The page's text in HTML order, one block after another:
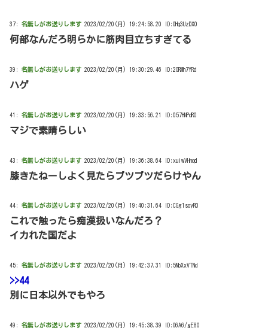
37: 名無しがお送りします 2023/02/20(月) 19:24:58.20 ID:OHq3UzDX0
何部なんだろ明らかに筋肉目立ちすぎてる
39: 名無しがお送りします 2023/02/20(月) 19:30:29.46 ID:2ORMh7YRd
ハゲ
41: 名無しがお送りします 2023/02/20(月) 19:33:56.21 ID:057HNPdR0
マジで素晴らしい
43: 名無しがお送りします 2023/02/20(月) 19:36:38.64 ID:xuiwVHnqd
膝きたねーしよく見たらブツブツだらけやん
44: 名無しがお送りします 2023/02/20(月) 19:40:31.64 ID:CGg1soyR0
これで触ったら痴漢扱いなんだろ？
イカれた国だよ
45: 名無しがお送りします 2023/02/20(月) 19:42:37.31 ID:5NbXxVTNd
>>44
別に日本以外でもやろ
49: 名無しがお送りします 2023/02/20(月) 19:45:38.39 ID:O6A6/gE80